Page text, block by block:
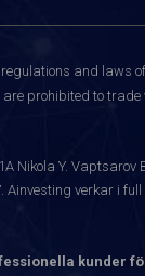
and laws
prohibited to
Nikola Y. Vaptsarov
verkar i
kunder